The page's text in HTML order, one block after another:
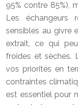
95% contre 85%),
Les
sensibles au givre
extrait, ce qui
froides et sèches.
vos priorités en
contraintes
est essentiel pour